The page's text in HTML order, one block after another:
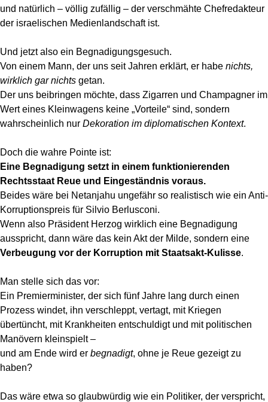
und natürlich – völlig zufällig – der verschmähte Chefredakteur
der israelischen Medienlandschaft ist.
Und jetzt also ein Begnadigungsgesuch.
Von einem Mann, der uns seit Jahren erklärt, er habe nichts,
wirklich gar nichts getan.
Der uns beibringen möchte, dass Zigarren und Champagner im
Wert eines Kleinwagens keine „Vorteile“ sind, sondern
wahrscheinlich nur Dekoration im diplomatischen Kontext.
Doch die wahre Pointe ist:
Eine Begnadigung setzt in einem funktionierenden
Rechtsstaat Reue und Eingeständnis voraus.
Beides wäre bei Netanjahu ungefähr so realistisch wie ein Anti-
Korruptionspreis für Silvio Berlusconi.
Wenn also Präsident Herzog wirklich eine Begnadigung
ausspricht, dann wäre das kein Akt der Milde, sondern eine
Verbeugung vor der Korruption mit Staatsakt-Kulisse.
Man stelle sich das vor:
Ein Premierminister, der sich fünf Jahre lang durch einen
Prozess windet, ihn verschleppt, vertagt, mit Kriegen
übertüncht, mit Krankheiten entschuldigt und mit politischen
Manövern kleinspielt –
und am Ende wird er begnadigt, ohne je Reue gezeigt zu
haben?
Das wäre etwa so glaubwürdig wie ein Politiker, der verspricht,